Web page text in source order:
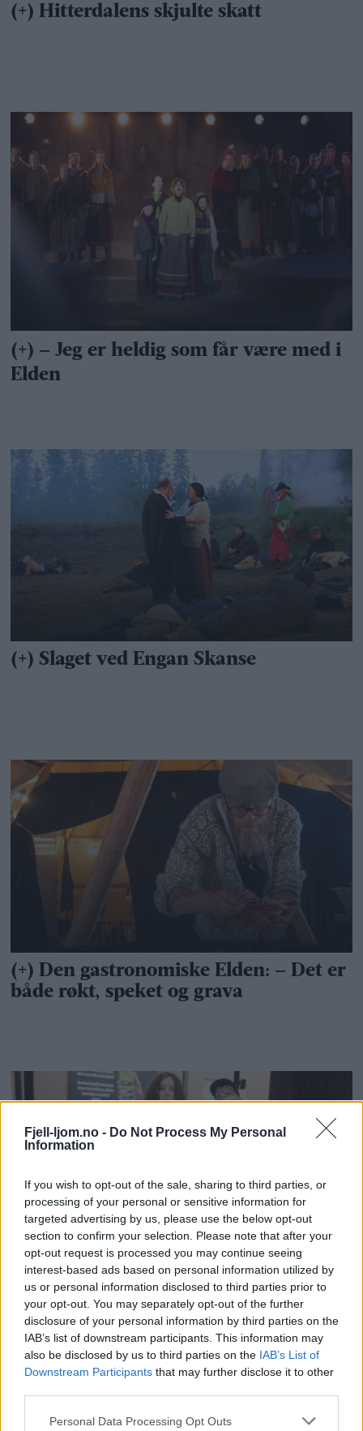
Fjell-ljom.no - Do Not Process My Personal
Information
If you wish to opt-out of the sale, sharing to third parties, or
processing of your personal or sensitive information for
targeted advertising by us, please use the below opt-out
section to confirm your selection. Please note that after your
opt-out request is processed you may continue seeing
interest-based ads based on personal information utilized by
us or personal information disclosed to third parties prior to
your opt-out. You may separately opt-out of the further
disclosure of your personal information by third parties on the
IAB’s list of downstream participants. This information may
also be disclosed by us to third parties on the IAB’s List of
Downstream Participants that may further disclose it to other
Personal Data Processing Opt Outs